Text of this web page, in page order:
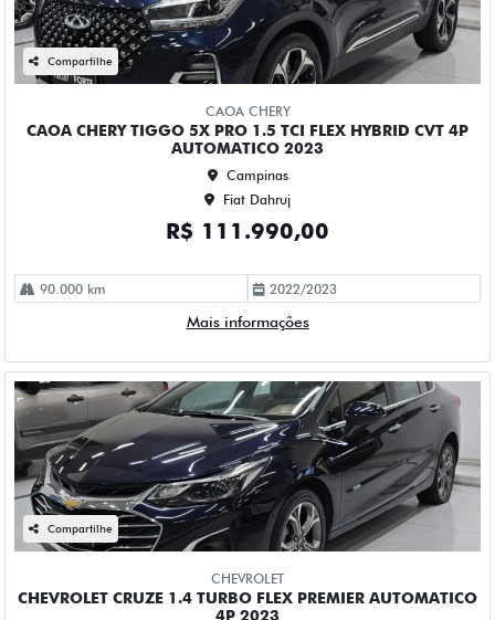
CHEVROLET
CHEVROLET CRUZE 1.4 TURBO FLEX PREMIER AUTOMATICO
4P 2023
Campinas
Fiat Dahruj
R$ 115.990,00
2022/2023
Mais informações
Compartilhe
CHEVROLET
CHEVROLET MONTANA 1.2 TURBO FLEX PREMIER
AUTOMATICO 4P 2023
Campinas
Fiat Dahruj
R$ 109.990,00